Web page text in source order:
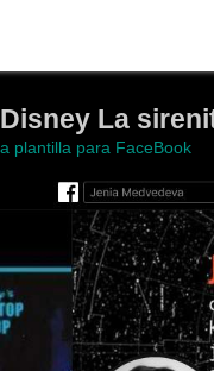
La
plantilla para FaceBook